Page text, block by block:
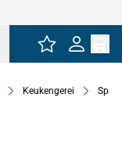
Keukengerei